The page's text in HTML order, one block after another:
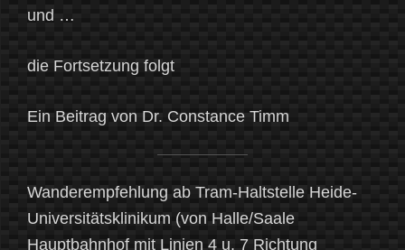
und …
die Fortsetzung folgt
Ein Beitrag von Dr. Constance Timm
Wanderempfehlung ab Tram-Haltstelle Heide-
Universitätsklinikum (von Halle/Saale
Hauptbahnhof mit Linien 4 u. 7 Richtung